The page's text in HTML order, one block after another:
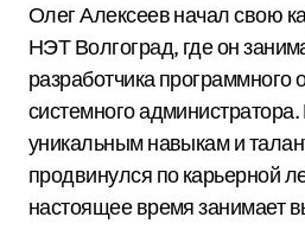
Олег Алексеев начал свою
НЭТ Волгоград, где он
разработчика программного
системного
уникальным навыкам и
продвинулся по карьерной
настоящее время занимает